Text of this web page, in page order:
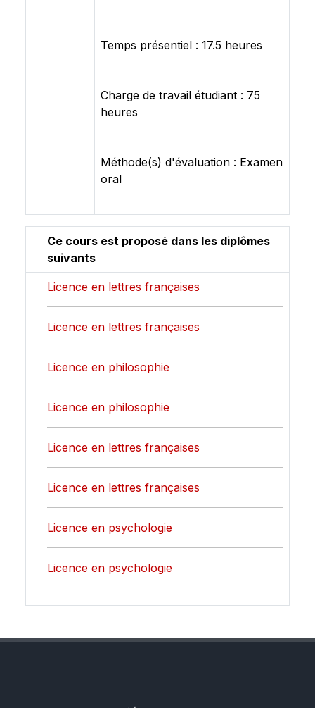
Temps présentiel : 17.5 heures
Charge de travail étudiant : 75
heures
Méthode(s) d'évaluation : Examen
oral
Ce cours est proposé dans les diplômes
suivants
Licence en lettres françaises
Licence en lettres françaises
Licence en philosophie
Licence en philosophie
Licence en lettres françaises
Licence en lettres françaises
Licence en psychologie
Licence en psychologie